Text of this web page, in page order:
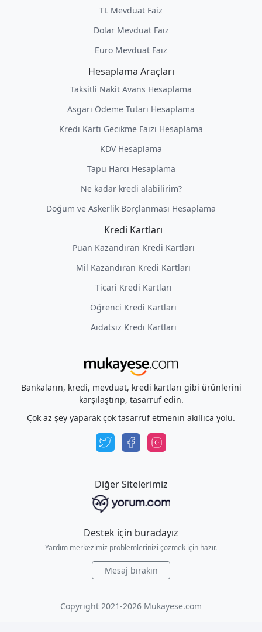
TL Mevduat Faiz
Dolar Mevduat Faiz
Euro Mevduat Faiz
Hesaplama Araçları
Taksitli Nakit Avans Hesaplama
Asgari Ödeme Tutarı Hesaplama
Kredi Kartı Gecikme Faizi Hesaplama
KDV Hesaplama
Tapu Harcı Hesaplama
Ne kadar kredi alabilirim?
Doğum ve Askerlik Borçlanması Hesaplama
Kredi Kartları
Puan Kazandıran Kredi Kartları
Mil Kazandıran Kredi Kartları
Ticari Kredi Kartları
Öğrenci Kredi Kartları
Aidatsız Kredi Kartları
Bankaların, kredi, mevduat, kredi kartları gibi ürünlerini
karşılaştırıp, tasarruf edin.
Çok az şey yaparak çok tasarruf etmenin akıllıca yolu.
Diğer Sitelerimiz
Destek için buradayız
Yardım merkezimiz problemlerinizi çözmek için hazır.
Mesaj bırakın
Copyright 2021-2026 Mukayese.com